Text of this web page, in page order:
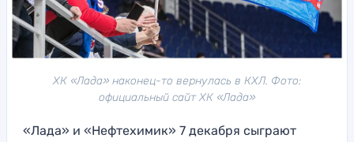
ХК «Лада» наконец-то вернулась в КХЛ. Фото:
официальный сайт ХК «Лада»
«Лада» и «Нефтехимик» 7 декабря сыграют